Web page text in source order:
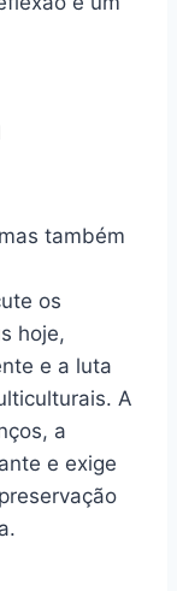
também
os
hoje,
e a luta
A
a
e exige